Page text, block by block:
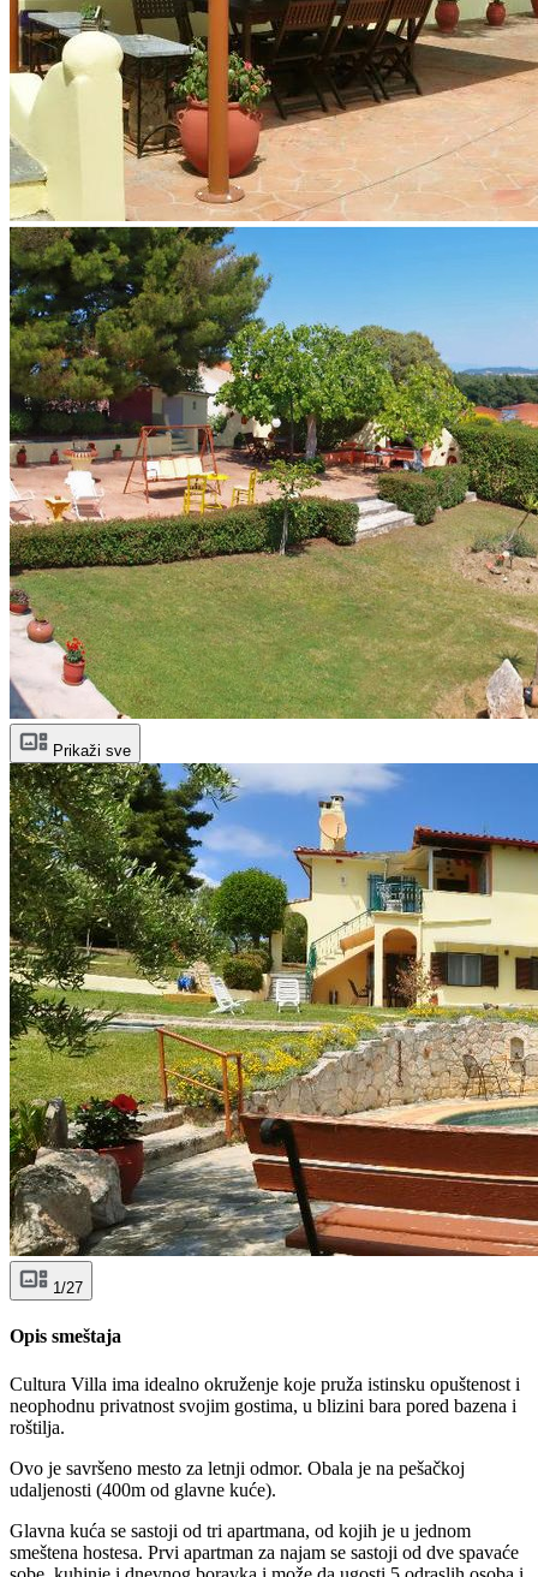
Prikaži sve
1/27
Opis smeštaja
Cultura Villa ima idealno okruženje koje pruža istinsku opuštenost i
neophodnu privatnost svojim gostima, u blizini bara pored bazena i
roštilja.
Ovo je savršeno mesto za letnji odmor. Obala je na pešačkoj
udaljenosti (400m od glavne kuće).
Glavna kuća se sastoji od tri apartmana, od kojih je u jednom
smeštena hostesa. Prvi apartman za najam se sastoji od dve spavaće